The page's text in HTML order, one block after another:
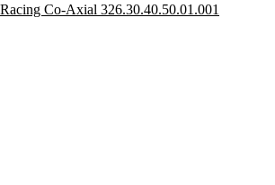
Co-Axial 326.30.40.50.01.001